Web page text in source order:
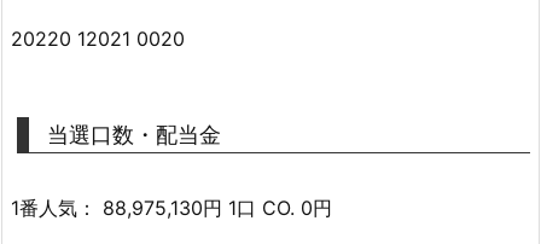
20220 12021 0020
当選口数・配当金
1番人気： 88,975,130円 1口 CO. 0円